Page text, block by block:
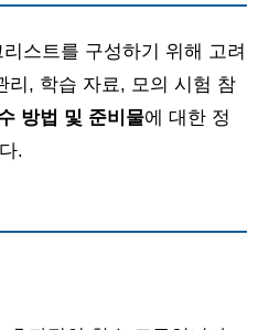
스트를 구성하기 위해 고려
리, 학습 자료, 모의 시험 참
방법 및 준비물에 대한 정
.